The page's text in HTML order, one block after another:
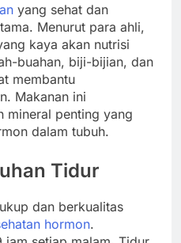
yang sehat dan
Menurut para ahli,
kaya akan nutrisi
buahan, biji-bijian, dan
membantu
Makanan ini
mineral penting yang
dalam tubuh.
Tidur
dan berkualitas
hormon.